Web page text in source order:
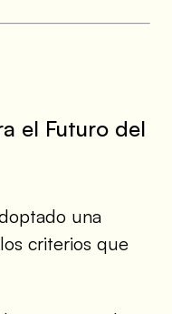
el Futuro del
una
criterios que